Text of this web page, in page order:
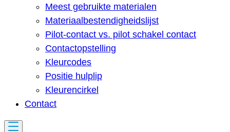
Meest gebruikte materialen
Materiaalbestendigheidslijst
Pilot-contact vs. pilot schakel contact
Contactopstelling
Kleurcodes
Positie hulplip
Kleurencirkel
Contact